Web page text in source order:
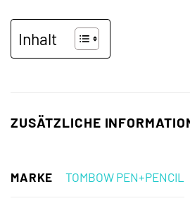
Inhalt
ZUSÄTZLICHE
MARKE TOMBOW PEN+PENCIL